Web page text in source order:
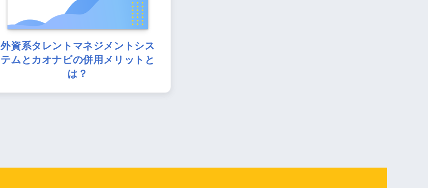
外資系タレントマネジメントシス
テムとカオナビの併用メリットと
は？